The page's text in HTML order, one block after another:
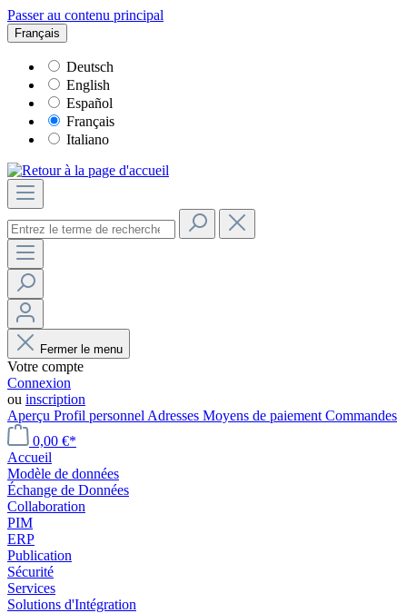
Passer au contenu principal
Français
Deutsch
English
Español
Français
Italiano
Fermer le menu
Votre compte
Connexion
ou inscription
Aperçu Profil personnel Adresses Moyens de paiement Commandes
0,00 €*
Accueil
Modèle de données
Échange de Données
Collaboration
PIM
ERP
Publication
Sécurité
Services
Solutions d'Intégration